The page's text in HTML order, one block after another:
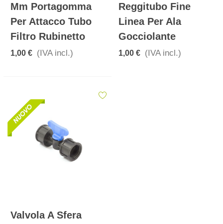
Mm Portagomma
Per Attacco Tubo
Filtro Rubinetto
1,00 € (IVA incl.)
Reggitubo Fine
Linea Per Ala
Gocciolante
1,00 € (IVA incl.)
Valvola A Sfera